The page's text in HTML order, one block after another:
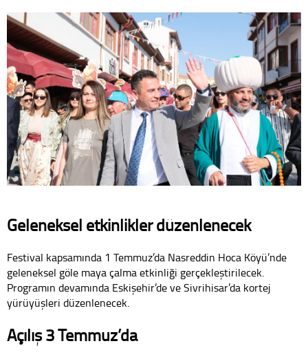
Geleneksel etkinlikler düzenlenecek
Festival kapsamında 1 Temmuz’da Nasreddin Hoca Köyü’nde
geleneksel göle maya çalma etkinliği gerçekleştirilecek.
Programın devamında Eskişehir’de ve Sivrihisar’da kortej
yürüyüşleri düzenlenecek.
Açılış 3 Temmuz’da